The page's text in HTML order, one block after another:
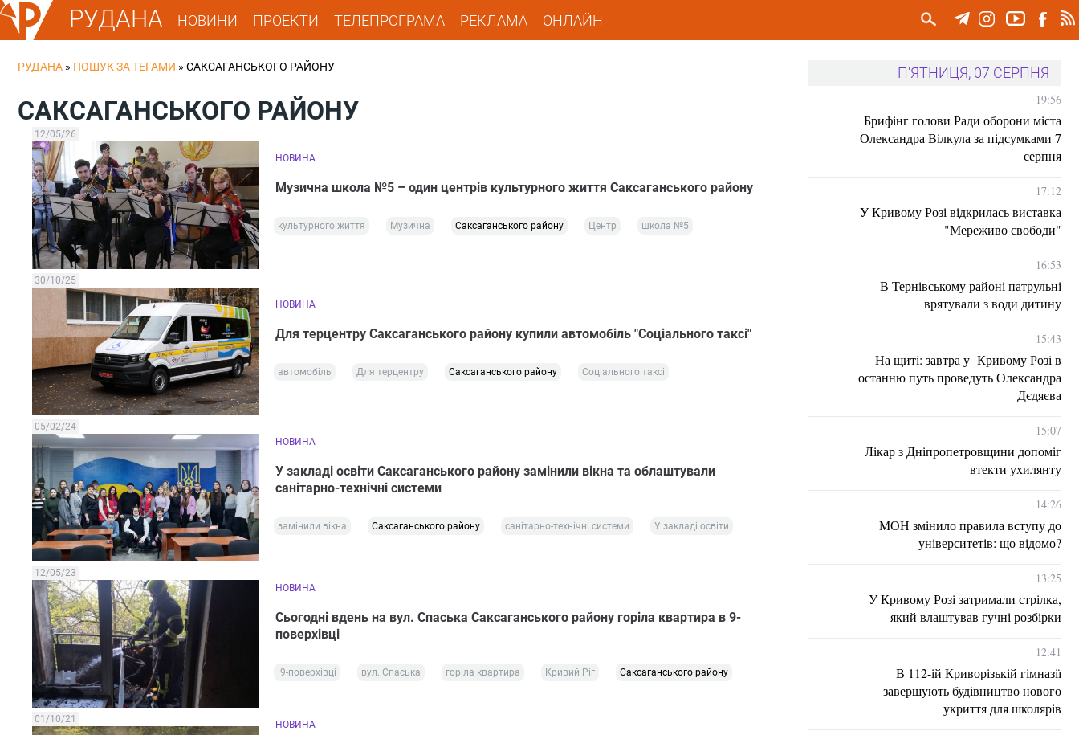
РУДАНА НОВИНИ ПРОЕКТИ ТЕЛЕПРОГРАМА РЕКЛАМА ОНЛАЙН
РУДАНА » ПОШУК ЗА ТЕГАМИ » САКСАГАНСЬКОГО РАЙОНУ
САКСАГАНСЬКОГО РАЙОНУ
12/05/26
НОВИНА
Музична школа №5 – один центрів культурного життя Саксаганського району
культурного життя Музична Саксаганського району Центр школа №5
30/10/25
НОВИНА
Для терцентру Саксаганського району купили автомобіль "Соціального таксі"
автомобіль Для терцентру Саксаганського району Соціального таксі
05/02/24
НОВИНА
У закладі освіти Саксаганського району замінили вікна та облаштували
санітарно-технічні системи
замінили вікна Саксаганського району санітарно-технічні системи У закладі освіти
12/05/23
НОВИНА
Сьогодні вдень на вул. Спаська Саксаганського району горіла квартира в 9-
поверхівці
9-поверхівці вул. Спаська горіла квартира Кривий Ріг Саксаганського району
01/10/21 НОВИНА
П'ЯТНИЦЯ, 07 СЕРПНЯ
19:56
Брифінг голови Ради оборони міста
Олександра Вілкула за підсумками 7
серпня
17:12
У Кривому Розі відкрилась виставка
"Мереживо свободи"
16:53
В Тернівському районі патрульні
врятували з води дитину
15:43
На щиті: завтра у Кривому Розі в
останню путь проведуть Олександра
Дєдяєва
15:07
Лікар з Дніпропетровщини допоміг
втекти ухилянту
14:26
МОН змінило правила вступу до
університетів: що відомо?
13:25
У Кривому Розі затримали стрілка,
який влаштував гучні розбірки
12:41
В 112-ій Криворізькій гімназії
завершують будівництво нового
укриття для школярів